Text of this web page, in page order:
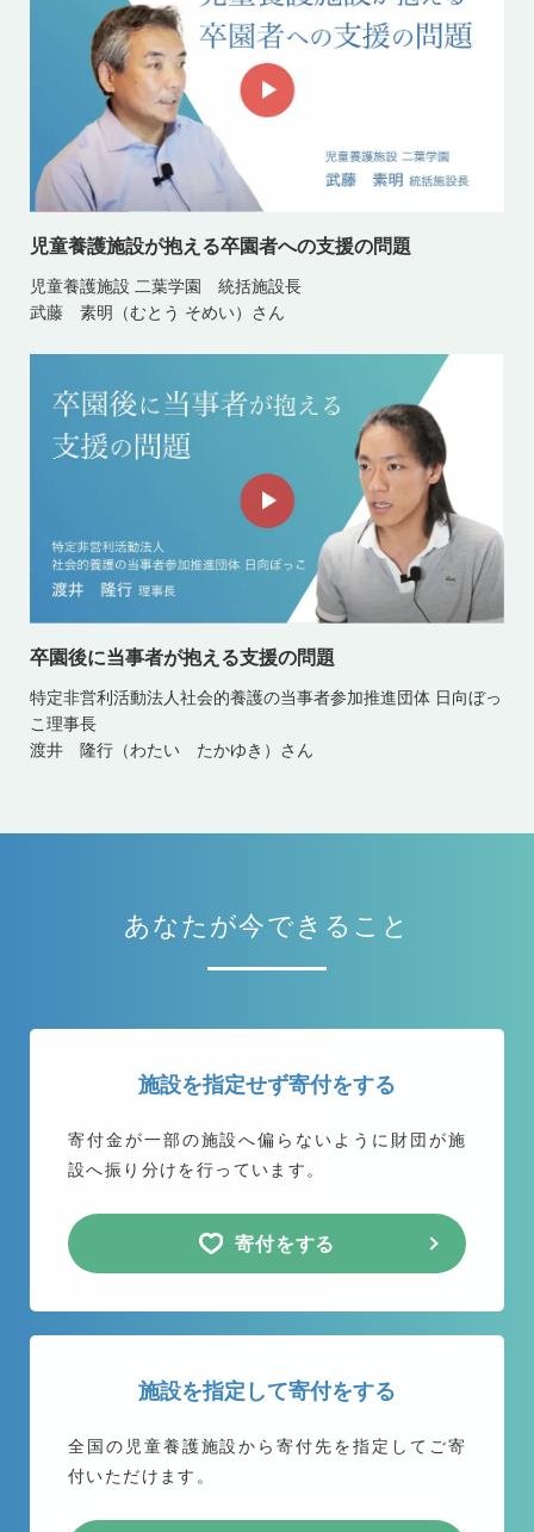
児童養護施設が抱える卒園者への支援の問題
児童養護施設 二葉学園 統括施設長
武藤 素明（むとう そめい）さん
卒園後に当事者が抱える支援の問題
特定非営利活動法人社会的養護の当事者参加推進団体 日向ぼっ
こ理事長
渡井 隆行（わたい たかゆき）さん
あなたが今できること
施設を指定せず寄付をする
寄付金が一部の施設へ偏らないように 財団が施
設へ振り分けを行っています。
寄付をする
施設を指定して寄付をする
全国の児童養護施設から寄付先を指定してご寄
付いただけます。